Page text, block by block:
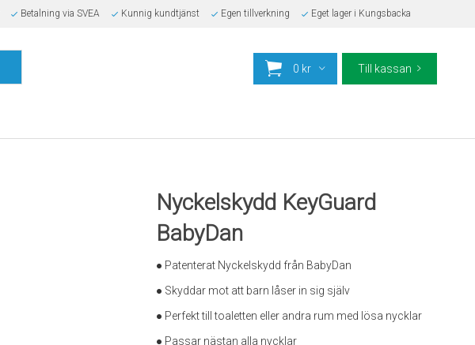
Betalning via SVEA Kunnig kundtjänst Egen tillverkning Eget lager i Kungsbacka
Till kassan
0 kr
Nyckelskydd KeyGuard
BabyDan
● Patenterat Nyckelskydd från BabyDan
● Skyddar mot att barn låser in sig själv
● Perfekt till toaletten eller andra rum med lösa nycklar
● Passar nästan alla nycklar